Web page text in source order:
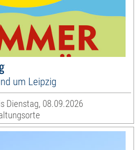
um Leipzig
Dienstag, 08.09.2026